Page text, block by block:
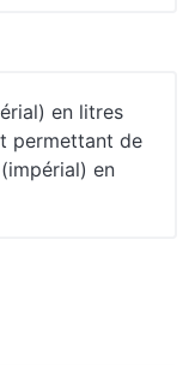
en litres
permettant de
en